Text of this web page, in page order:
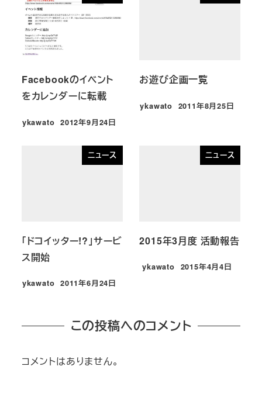
Facebookのイベント
をカレンダーに転載
ykawato
投稿日
2012年9月24日
お遊び企画一覧
ykawato
投稿日
2011年8月25日
ニュース
「ドコイッター!?」サービ
ス開始
ykawato
投稿日
2011年6月24日
ニュース
2015年3月度 活動報告
ykawato
投稿日
2015年4月4日
この投稿へのコメント
コメントはありません。